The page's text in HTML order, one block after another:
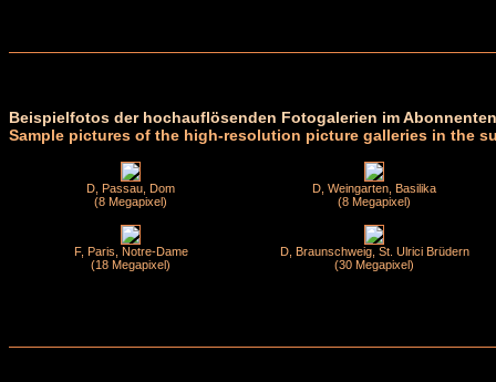
Beispielfotos der hochauflösenden Fotogalerien im
Sample pictures of the high-resolution picture galleries in the
D, Passau, Dom
(8 Megapixel)
D, Weingarten, Basilika
(8 Megapixel)
F, Paris, Notre-Dame
(18 Megapixel)
D, Braunschweig, St. Ulrici Brüdern
(30 Megapixel)